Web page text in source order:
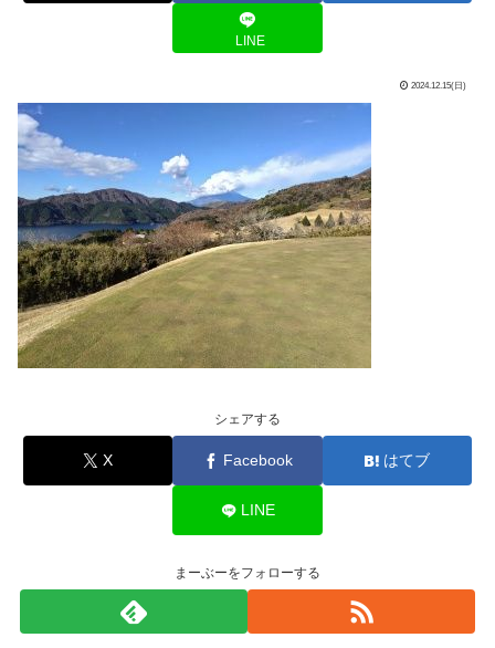
LINE
2024.12.15(日)
シェアする
X Facebook はてブ
LINE
まーぶーをフォローする